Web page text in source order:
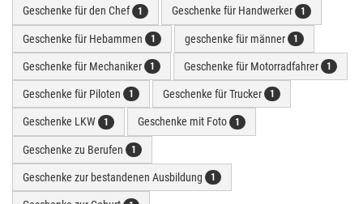
Geschenke für den Chef 1 Geschenke für Handwerker 1
Geschenke für Hebammen 1 geschenke für männer 1
Geschenke für Mechaniker 1 Geschenke für Motorradfahrer 1
Geschenke für Piloten 1 Geschenke für Trucker 1
Geschenke LKW 1 Geschenke mit Foto 1
Geschenke zu Berufen 1
Geschenke zur bestandenen Ausbildung 1